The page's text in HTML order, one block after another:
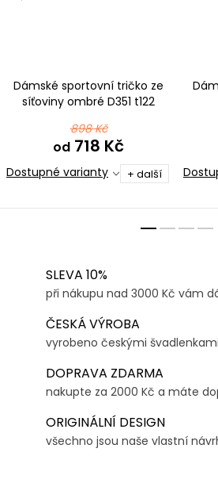
Dámské sportovní tričko ze
síťoviny ombré D351 t122
898 Kč
od 718 Kč
Dostupné varianty + další
SLEVA 10%
při nákupu nad 3000 Kč vám
ČESKÁ VÝROBA
vyrobeno českými
DOPRAVA ZDARMA
nakupte za 2000 Kč a máte
ORIGINÁLNÍ DESIGN
všechno jsou naše vlastní